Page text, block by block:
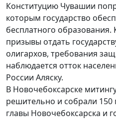
Конституцию Чувашии
которым государство
бесплатного образования.
призывы отдать
олигархов, требования
наблюдается отток
России Аляску.
В Новочебоксарске
решительно и собрали 150
главы Новочебоксарска и